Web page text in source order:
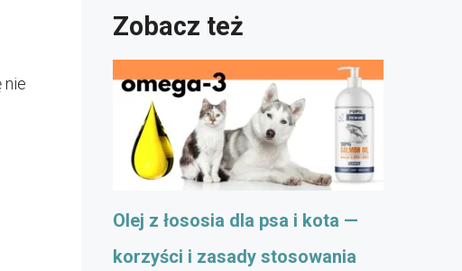
nie
Zobacz też
Olej z łososia dla psa i kota —
korzyści i zasady stosowania